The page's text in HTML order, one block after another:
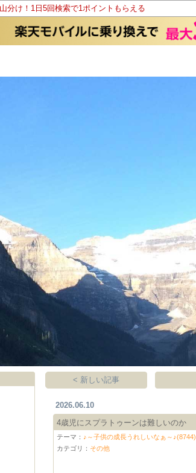
分け！1日5回検索で1ポイントもらえる
< 新しい記事
2026.06.10
4歳児にスプラトゥーンは難しいのか
テーマ： ♪～子供の成長うれしいなぁ～♪(8744)
カテゴリ： その他